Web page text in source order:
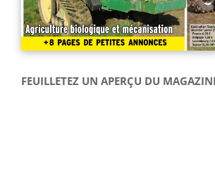
FEUILLETEZ UN APERÇU DU